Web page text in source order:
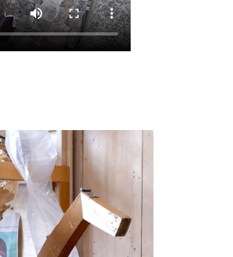
artistique du faiseur.
de la connotation négative du
personelle de l'obsession créatrice.